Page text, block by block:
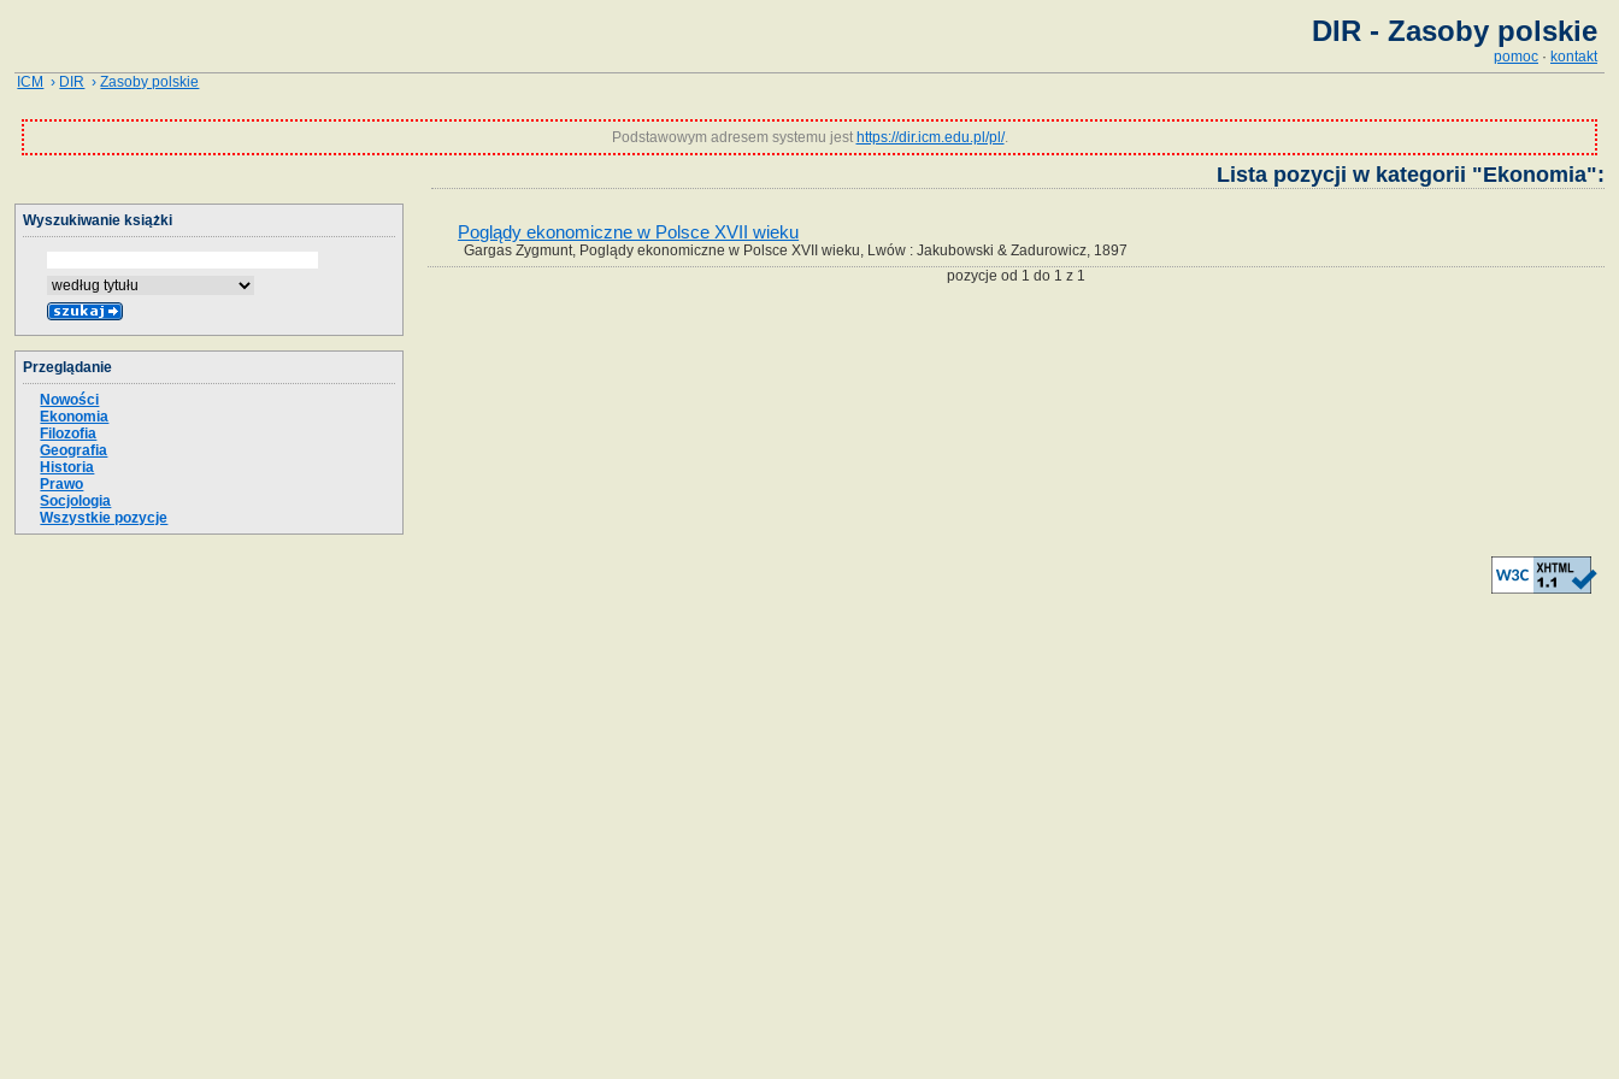
DIR - Zasoby polskie
pomoc · kontakt
ICM › DIR ›Zasoby polskie
Podstawowym adresem systemu jest https://dir.icm.edu.pl/pl/.
Lista pozycji w kategorii "Ekonomia":
Poglądy ekonomiczne w Polsce XVII wieku
Gargas Zygmunt, Poglądy ekonomiczne w Polsce XVII wieku, Lwów : Jakubowski & Zadurowicz, 1897
pozycje od 1 do 1 z 1
Wyszukiwanie książki
Przeglądanie
Nowości
Ekonomia
Filozofia
Geografia
Historia
Prawo
Socjologia
Wszystkie pozycje